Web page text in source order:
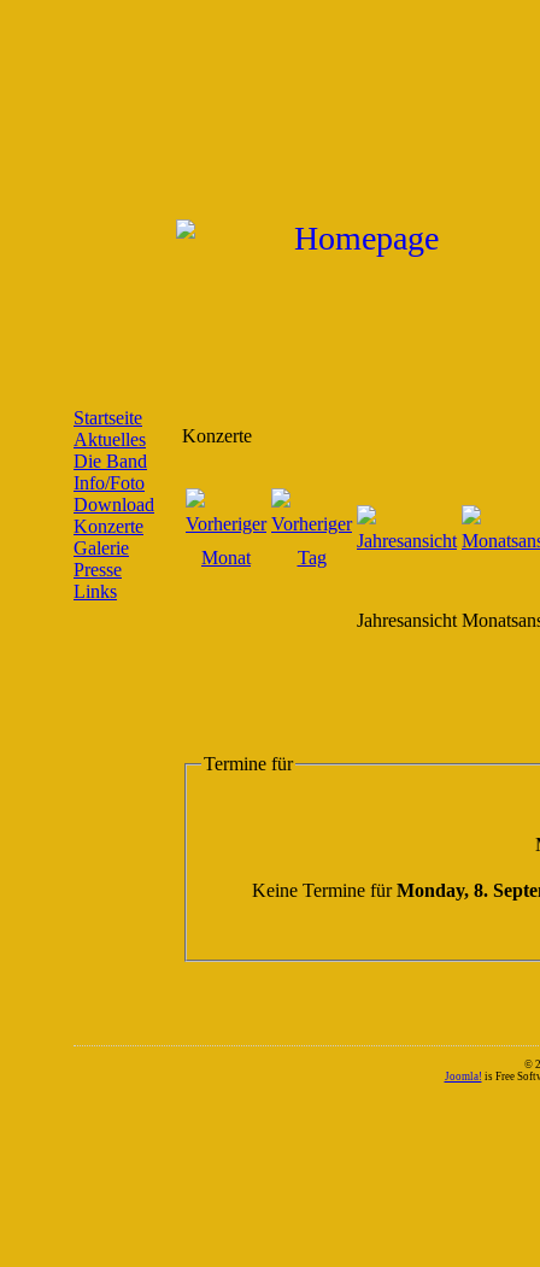
Startseite
Aktuelles
Die Band
Info/Foto
Download
Konzerte
Galerie
Presse
Links
Konzerte
Jahresansicht
Termine für
Keine Termine fürMonday, 8.
©
Joomla! is Free